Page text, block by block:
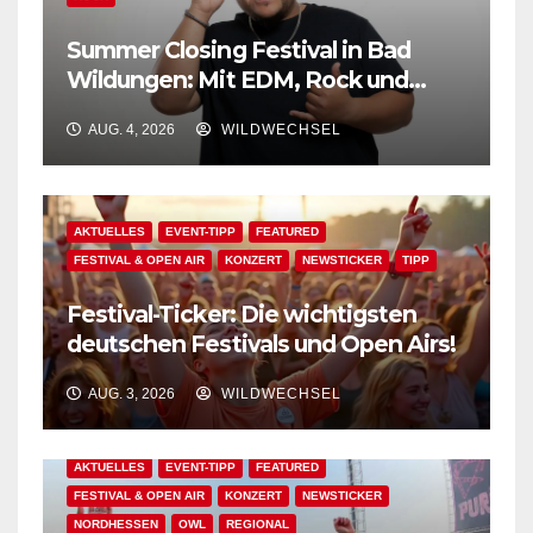
Summer Closing Festival in Bad
Wildungen: Mit EDM, Rock und
Festivalflair klingt der Sommer aus!
AUG. 4, 2026 WILDWECHSEL
AKTUELLES EVENT-TIPP FEATURED
FESTIVAL & OPEN AIR KONZERT NEWSTICKER TIPP
Festival-Ticker: Die wichtigsten
deutschen Festivals und Open Airs!
AUG. 3, 2026 WILDWECHSEL
AKTUELLES EVENT-TIPP FEATURED
FESTIVAL & OPEN AIR KONZERT NEWSTICKER
NORDHESSEN OWL REGIONAL